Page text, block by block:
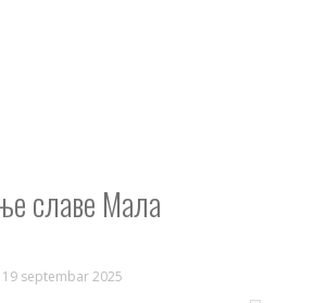
славе Мала
septembar 2025